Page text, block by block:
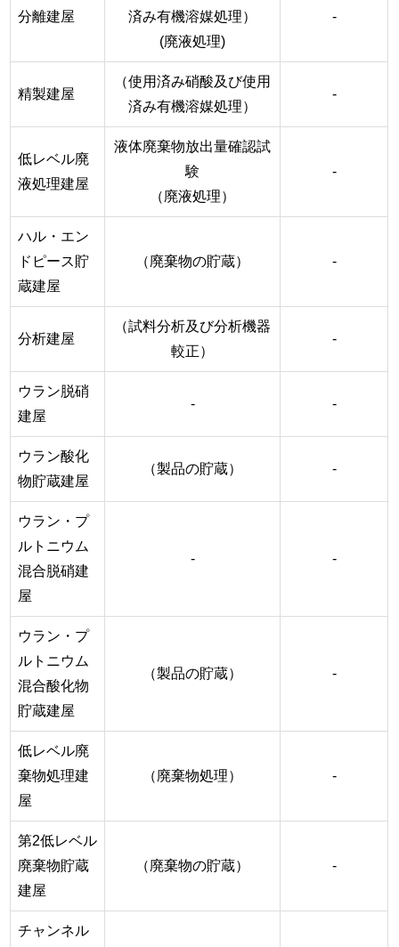
分離建屋
済み有機溶媒処理）
(廃液処理)
-
精製建屋
（使用済み硝酸及び使用
済み有機溶媒処理）
-
低レベル廃
液処理建屋
液体廃棄物放出量確認試
験
（廃液処理）
-
ハル・エン
ドピース貯
蔵建屋
（廃棄物の貯蔵） -
分析建屋
（試料分析及び分析機器
較正）
-
ウラン脱硝
建屋
- -
ウラン酸化
物貯蔵建屋
（製品の貯蔵） -
ウラン・プ
ルトニウム
混合脱硝建
屋
- -
ウラン・プ
ルトニウム
混合酸化物
貯蔵建屋
（製品の貯蔵） -
低レベル廃
棄物処理建
屋
（廃棄物処理） -
第2低レベル
廃棄物貯蔵
建屋
（廃棄物の貯蔵） -
チャンネル